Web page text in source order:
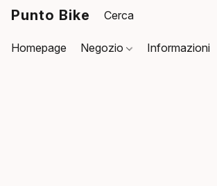
Punto Bike
Homepage Negozio Informazioni